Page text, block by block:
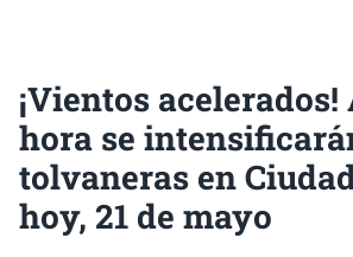
¡Vientos acelerados!
hora se
tolvaneras en
hoy, 21 de mayo